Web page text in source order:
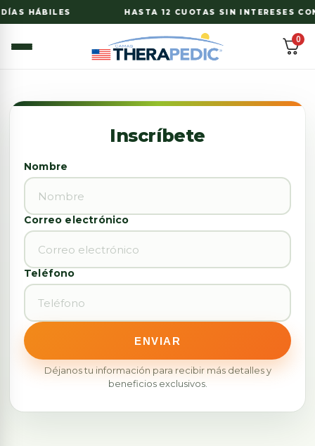
HÁBILES HASTA 12 CUOTAS SIN INTERESES
0
Nombre
Correo electrónico
Teléfono
ENVIAR